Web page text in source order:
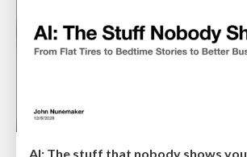
AI: The stuff that nobody shows you